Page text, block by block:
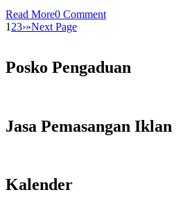
Read More0 Comment
1 23›»Next Page
Posko Pengaduan
Jasa Pemasangan Iklan
Kalender